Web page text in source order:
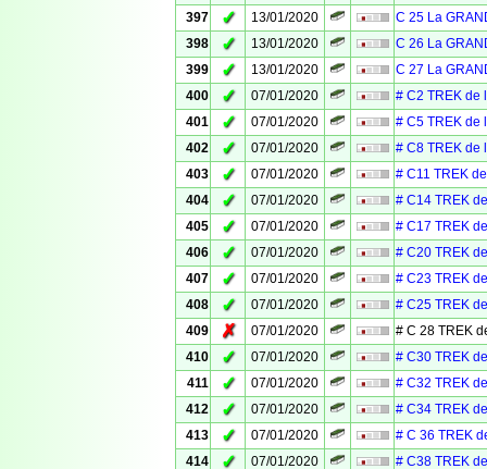
397
✓ 13/01/2020
C 25 La
398
✓ 13/01/2020
C 26 La
399
✓ 13/01/2020
C 27 La
400
✓ 07/01/2020
# C2 TREK de
401
✓ 07/01/2020
# C5 TREK de
402
✓ 07/01/2020
# C8 TREK de
403
✓ 07/01/2020
# C11 TREK
404
✓ 07/01/2020
# C14 TREK
405
✓ 07/01/2020
# C17 TREK
406
✓ 07/01/2020
# C20 TREK
407
✓ 07/01/2020
# C23 TREK
408
✓ 07/01/2020
# C25 TREK
409
✗ 07/01/2020
# C 28 TREK
410
✓ 07/01/2020
# C30 TREK
411
✓ 07/01/2020
# C32 TREK
412
✓ 07/01/2020
# C34 TREK
413
✓ 07/01/2020
# C 36 TREK
414
✓ 07/01/2020
# C38 TREK